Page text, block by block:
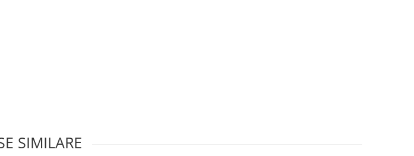
SIMILARE